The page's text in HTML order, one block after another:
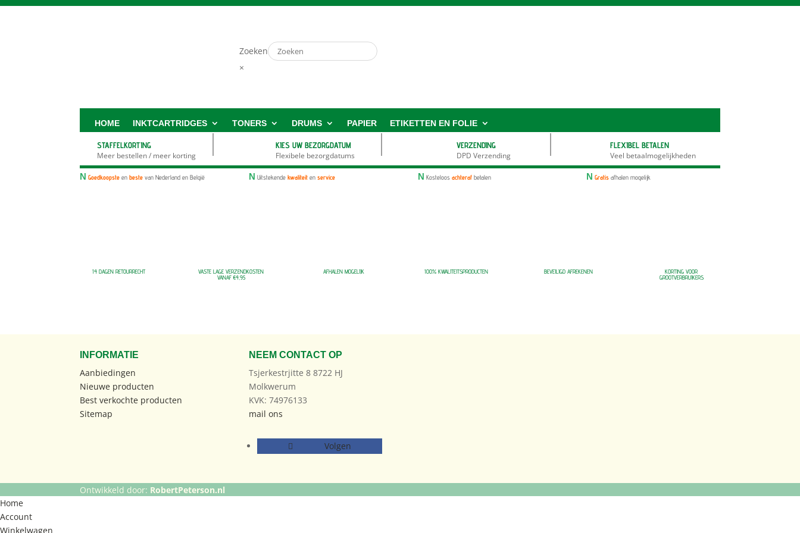
Zoeken
×
HOME INKTCARTRIDGES TONERS DRUMS PAPIER ETIKETTEN EN FOLIE
STAFFELKORTING
Meer bestellen / meer korting
KIES UW BEZORGDATUM
Flexibele bezorgdatums
VERZENDING
DPD Verzending
FLEXIBEL BETALEN
Veel betaalmogelijkheden
N Goedkoopste enbeste van Nederland en België N Uitstekendekwaliteiten service N Kosteloos achteraf betalen N Gratis afhalen mogelijk
14 DAGEN RETOURRECHT
VASTE LAGE VERZENDKOSTEN
VANAF €4,95
AFHALEN MOGELIJK 100% KWALITEITSPRODUCTEN BEVEILIGD AFREKENEN
KORTING VOOR
GROOTVERBRUIKERS
INFORMATIE
Aanbiedingen
Nieuwe producten
Best verkochte producten
Sitemap
NEEM CONTACT OP
Tsjerkestrjitte 8 8722 HJ
Molkwerum
KVK: 74976133
mail ons
Volgen
Ontwikkeld door: RobertPeterson.nl
Home
Account
Winkelwagen